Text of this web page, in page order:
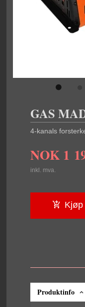
GAS
4-kanals
NOK 1
inkl. mva.
Kjøp
Produktinfo